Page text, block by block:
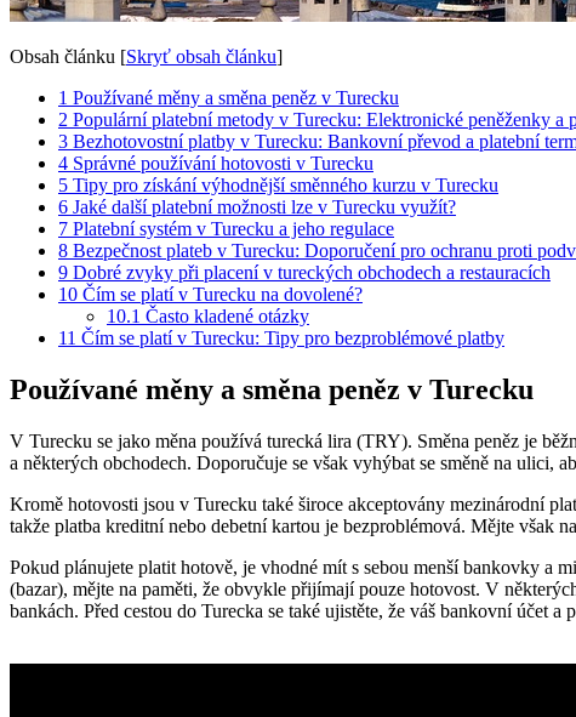
Obsah článku [Skryť obsah článku]
1 Používané měny a směna peněz v Turecku
2 Populární platební metody v Turecku: Elektronické peněženky a
3 Bezhotovostní platby v Turecku: Bankovní převod a platební
4 Správné používání hotovosti v Turecku
5 Tipy pro získání výhodnější směnného kurzu v Turecku
6 Jaké další platební možnosti lze v Turecku využít?
7 Platební systém v Turecku a jeho regulace
8 Bezpečnost plateb v Turecku: Doporučení pro ochranu proti
9 Dobré zvyky při placení v tureckých obchodech a restauracích
10 Čím se platí v Turecku na dovolené?
10.1 Často kladené otázky
11 Čím se platí v Turecku: Tipy pro bezproblémové platby
Používané měny a směna peněz v Turecku
V Turecku se jako měna používá turecká lira (TRY). Směna peněz je
a některých obchodech. Doporučuje se však vyhýbat se směně na ulici,
Kromě hotovosti jsou v Turecku také široce akceptovány mezinárodní
takže platba kreditní nebo debetní kartou je bezproblémová. Mějte však
Pokud plánujete platit hotově, je vhodné mít s sebou menší bankovky a
(bazar), mějte na paměti, že obvykle přijímají pouze hotovost. V
bankách. Před cestou do Turecka se také ujistěte, že váš bankovní účet